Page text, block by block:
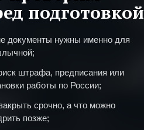
подготовкой
документы нужны именно для
штрафа, предписания или
работы по России;
срочно, а что можно
позже;